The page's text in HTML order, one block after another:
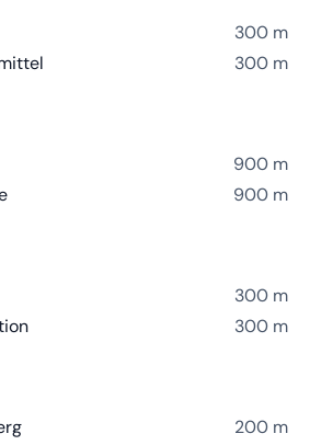
300 m
300 m
900 m
900 m
300 m
300 m
200 m